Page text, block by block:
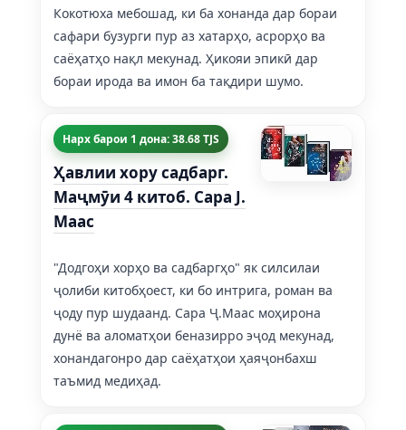
Кокотюха мебошад, ки ба хонанда дар бораи
сафари бузурги пур аз хатарҳо, асрорҳо ва
саёҳатҳо нақл мекунад. Ҳикояи эпикӣ дар
бораи ирода ва имон ба тақдири шумо.
Нарх барои 1 дона: 38.68 TJS
Ҳавлии хору садбарг.
Маҷмӯи 4 китоб. Сара J.
Маас
"Додгоҳи хорҳо ва садбаргҳо" як силсилаи
ҷолиби китобҳоест, ки бо интрига, роман ва
ҷоду пур шудаанд. Сара Ҷ.Маас моҳирона
дунё ва аломатҳои беназирро эҷод мекунад,
хонандагонро дар саёҳатҳои ҳаяҷонбахш
таъмид медиҳад.